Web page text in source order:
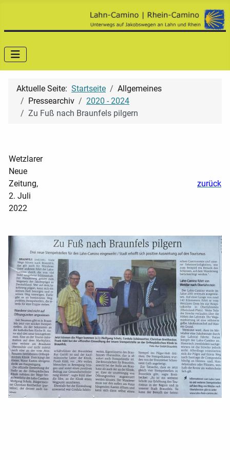
Aktuelle Seite: Startseite
Allgemeines
Pressearchiv
2020 - 2024
Zu Fuß nach Braunfels pilgern
Wetzlarer
Neue
Zeitung,
2. Juli
2022
zurück